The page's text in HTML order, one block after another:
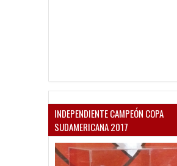
INDEPENDIENTE CAMPEÓN COPA
SUDAMERICANA 2017